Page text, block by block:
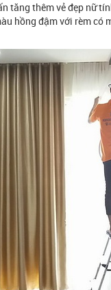
tăng thêm vẻ đẹp nữ
hồng đậm với rèm có